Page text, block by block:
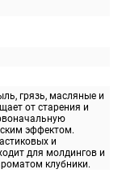
грязь, масляные и
от старения и
эффектом.
и
для молдингов и
клубники.